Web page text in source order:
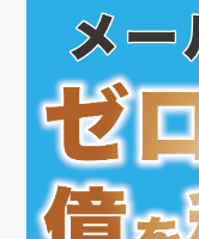
バ
ー